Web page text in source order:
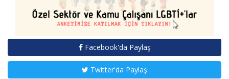
Facebook'da Paylaş
Twitter'da Paylaş